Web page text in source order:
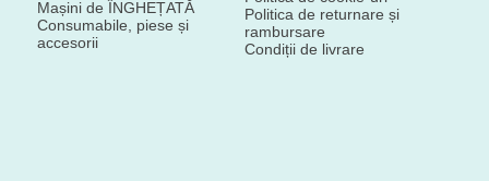
Mașini de ÎNGHEȚATĂ
Consumabile, piese și
accesorii
Politica de returnare și
rambursare
Condiții de livrare